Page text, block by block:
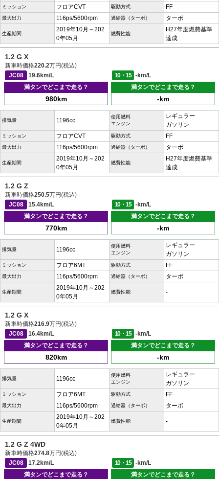
ミッション フロアCVT 駆動方式 FF
最大出力 116ps/5600rpm 過給器（ターボ） ターボ
生産期間
2019年10月～202
0年05月
燃費性能
H27年度燃費基準
達成
1.2 G X
新車時価格220.2万円(税込)
JC08
19.6km/L 10・15
-km/L
満タンでどこまで走る？
980km
満タンでどこまで走る？
-km
排気量 1196cc
使用燃料
エンジン
レギュラー
ガソリン
ミッション フロアCVT 駆動方式 FF
最大出力 116ps/5600rpm 過給器（ターボ） ターボ
生産期間
2019年10月～202
0年05月
燃費性能
H27年度燃費基準
達成
1.2 G Z
新車時価格250.5万円(税込)
JC08
15.4km/L 10・15
-km/L
満タンでどこまで走る？
770km
満タンでどこまで走る？
-km
排気量 1196cc
使用燃料
エンジン
レギュラー
ガソリン
ミッション フロア6MT 駆動方式 FF
最大出力 116ps/5600rpm 過給器（ターボ） ターボ
生産期間
2019年10月～202
0年05月
燃費性能 -
1.2 G X
新車時価格216.9万円(税込)
JC08
16.4km/L 10・15
-km/L
満タンでどこまで走る？
820km
満タンでどこまで走る？
-km
排気量 1196cc
使用燃料
エンジン
レギュラー
ガソリン
ミッション フロア6MT 駆動方式 FF
最大出力 116ps/5600rpm 過給器（ターボ） ターボ
生産期間
2019年10月～202
0年05月
燃費性能 -
1.2 G Z 4WD
新車時価格274.8万円(税込)
JC08
17.2km/L 10・15
-km/L
満タンでどこまで走る？
満タンでどこまで走る？